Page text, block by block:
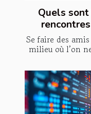
Quels
Se faire des
milieu où l’on